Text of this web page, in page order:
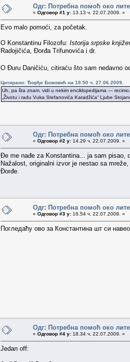
Одг: Потребна помоћ око
« Одговор #1 у: 13.13 ч. 22.07.2009. »
Evo malo pomoći, za početak.
O Konstantinu Filozofu: Istorija srpske
Radojičića, Đorđa Trifunovića i dr.
O Đuru Daničiću, citiraću što sam nedavno
Цитирано: Ђорђе Божовић на 19.50 ч. 27.06.2009.
Uh, pa šta znam, vidi u nekim enciklopedijama —
„Životu i radu Vuka Stefanovića Karadžića“ Ljube
Одг: Потребна помоћ око
« Одговор #2 у: 14.29 ч. 22.07.2009. »
Đe me nađe za Konstantina... ja sam pisao,
Nažalost, originalni izvor je nestao sa
Đorđe.
Одг: Потребна помоћ око
« Одговор #3 у: 16.54 ч. 22.07.2009. »
Погледаћу ово за Константина шт си
Одг: Потребна помоћ око
« Одговор #4 у: 18.34 ч. 22.07.2009. »
Jedan off: